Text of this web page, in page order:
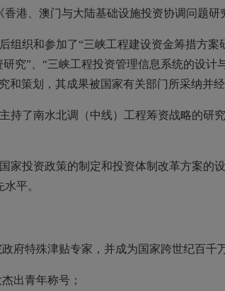
港、澳门与大陆基础设施投资协调问题研
组织和参加了“三峡工程建设资金筹措方案
究”、“三峡工程投资管理信息系统的设计
和策划，其成果被国家有关部门所采纳并经
持了南水北调（中线）工程筹资战略的研
家投资政策的制定和投资体制改革方案的
平。
府特殊津贴专家，并成为国家跨世纪百千
出青年称号；